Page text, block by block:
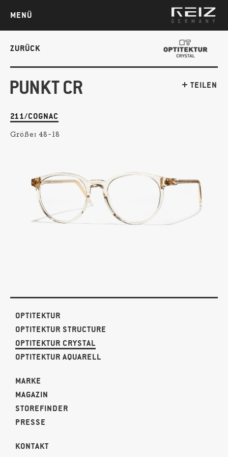
MENÜ
ZURÜCK
PUNKT CR TEILEN
211/COGNAC
Größe: 48-18
OPTITEKTUR
OPTITEKTUR STRUCTURE
OPTITEKTUR CRYSTAL
OPTITEKTUR AQUARELL
MARKE
MAGAZIN
STOREFINDER
PRESSE
KONTAKT